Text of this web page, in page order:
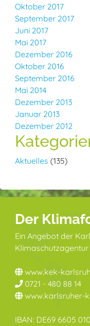
Oktober 2017
September 2017
Juni 2017
Mai 2017
Dezember 2016
Oktober 2016
September 2016
Mai 2014
Dezember 2013
Januar 2013
Dezember 2012
Aktuelles (135)
Der
Ein Angebot der
Klimaschutzagentur
www.kek-
0721 - 480 88 14
www.karlsruher-
IBAN: DE69 6605